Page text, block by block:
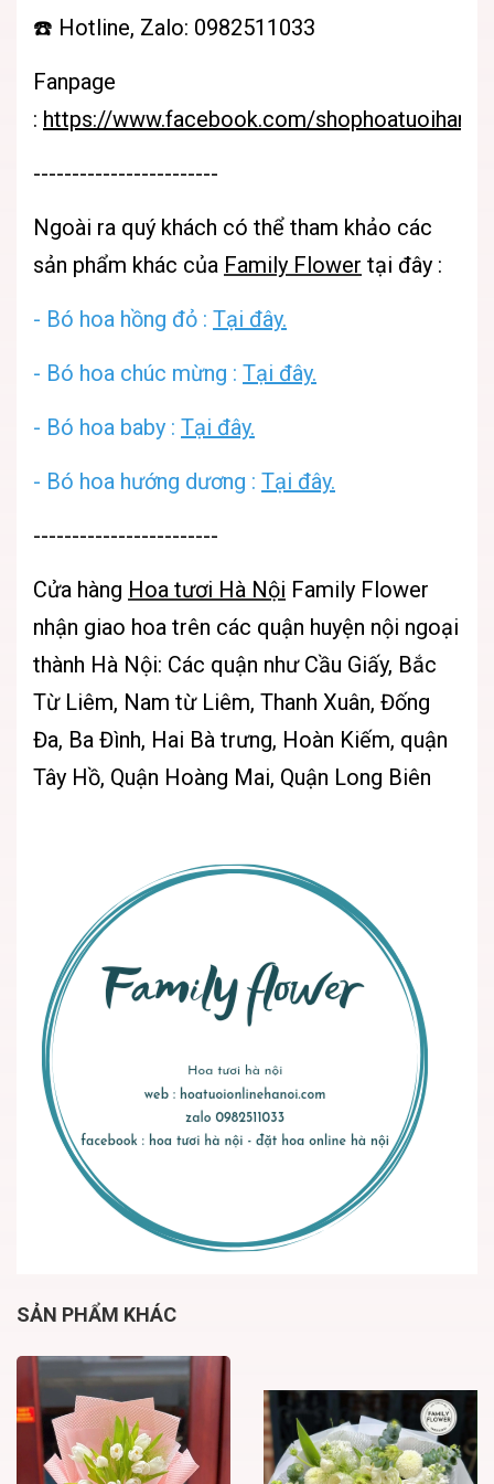
☎️ Hotline, Zalo: 0982511033
Fanpage
: https://www.facebook.com/
------------------------
Ngoài ra quý khách có thể tham khảo các
sản phẩm khác của Family Flower tại đây :
- Bó hoa hồng đỏ : Tại đây.
- Bó hoa chúc mừng : Tại đây.
- Bó hoa baby : Tại đây.
- Bó hoa hướng dương : Tại đây.
------------------------
Cửa hàng Hoa tươi Hà Nội Family Flower
nhận giao hoa trên các quận huyện nội ngoại
thành Hà Nội: Các quận như Cầu Giấy, Bắc
Từ Liêm, Nam từ Liêm, Thanh Xuân, Đống
Đa, Ba Đình, Hai Bà trưng, Hoàn Kiếm, quận
Tây Hồ, Quận Hoàng Mai, Quận Long Biên
SẢN PHẨM KHÁC